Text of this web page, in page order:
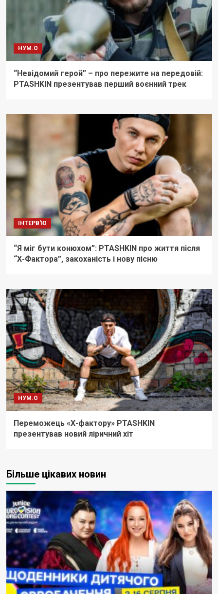
НУМ.О
“Невідомий герой” – про пережите на передовій:
PTASHKIN презентував перший воєнний трек
ІНТЕРВ'Ю
“Я міг бути конюхом”: PTASHKIN про життя після
“Х-Фактора”, закоханість і нову пісню
НУМ.О
Переможець «Х-фактору» PTASHKIN
презентував новий ліричний хіт
Більше цікавих новин